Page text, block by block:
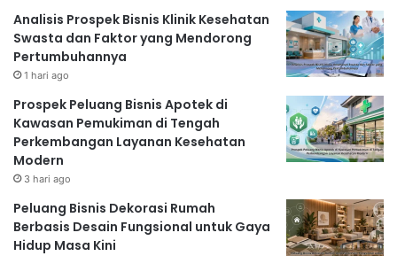
Analisis Prospek Bisnis Klinik Kesehatan
Swasta dan Faktor yang Mendorong
Pertumbuhannya
1 hari ago
Prospek Peluang Bisnis Apotek di
Kawasan Pemukiman di Tengah
Perkembangan Layanan Kesehatan
Modern
3 hari ago
Peluang Bisnis Dekorasi Rumah
Berbasis Desain Fungsional untuk Gaya
Hidup Masa Kini